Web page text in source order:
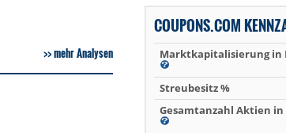
mehr Analysen
COUPONS.COM
Marktkapitalisierung in
Streubesitz %
Gesamtanzahl Aktien in